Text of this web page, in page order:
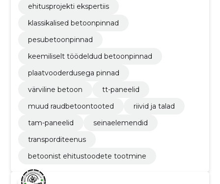
ehitusprojekti ekspertiis
klassikalised betoonpinnad
pesubetoonpinnad
keemiliselt töödeldud betoonpinnad
plaatvooderdusega pinnad
värviline betoon
tt-paneelid
muud raudbetoontooted
riivid ja talad
tam-paneelid
seinaelemendid
transporditeenus
betoonist ehitustoodete tootmine